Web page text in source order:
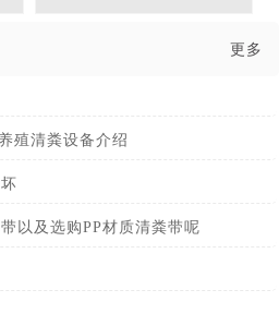
更多
殖清粪设备介绍
以及选购PP材质清粪带呢